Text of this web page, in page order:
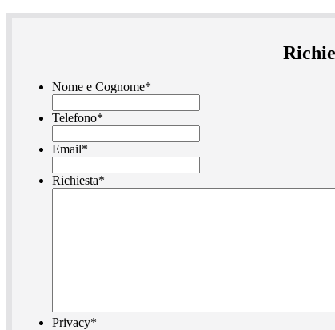
Nome e Cognome*
Telefono*
Email*
Richiesta*
Privacy*